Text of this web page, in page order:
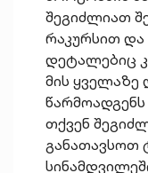
შეგიძლიათ
რაკურსით
დეტალებიც
მის ყველაზე
თქვენ
განათავსოთ